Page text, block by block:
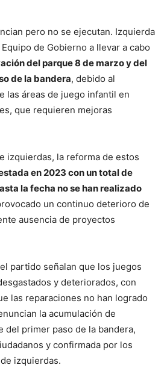
pero no se ejecutan. Izquierda
de Gobierno a llevar a cabo
del parque 8 de marzo y del
de la bandera, debido al
las áreas de juego infantil en
que requieren mejoras
izquierdas, la reforma de estos
en 2023 con un total de
la fecha no se han realizado
un continuo deterioro de
ausencia de proyectos
partido señalan que los juegos
y deteriorados, con
las reparaciones no han logrado
la acumulación de
del primer paso de la bandera,
y confirmada por los
izquierdas.